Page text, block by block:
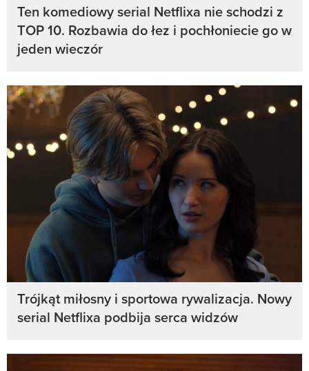
Ten komediowy serial Netflixa nie schodzi z
TOP 10. Rozbawia do łez i pochłoniecie go w
jeden wieczór
Trójkąt miłosny i sportowa rywalizacja. Nowy
serial Netflixa podbija serca widzów